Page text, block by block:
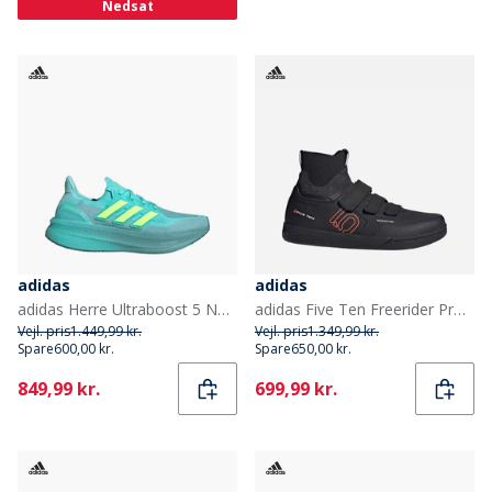
Nedsat
adidas
adidas Herre Ultraboost 5 Neutrale Løbesko Flash Aqua/Lucid Lemon/Mint Ton
Vejl. pris1.449,99 kr.
Spare600,00 kr.
Current
849,99 kr.
adidas
adidas Five Ten Freerider Pro Mid Mountainbike Sko Core Black/Solar Red/Grey Heather
Vejl. pris1.349,99 kr.
Spare650,00 kr.
Current
699,99 kr.